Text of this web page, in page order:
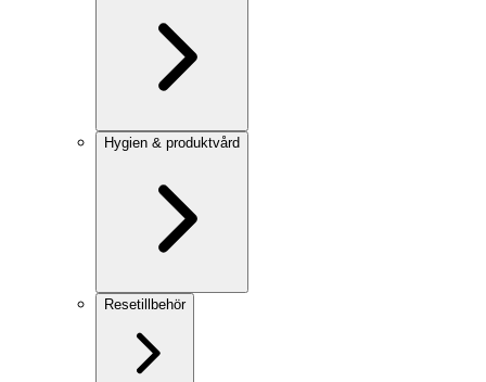
Hygien & produktvård
Resetillbehör